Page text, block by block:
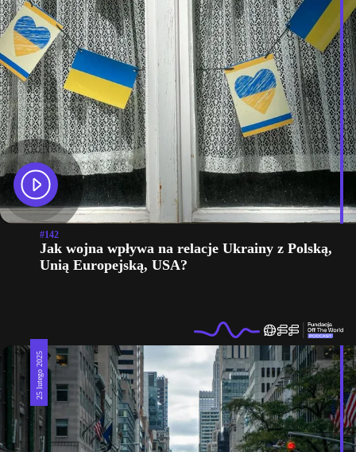
#142
Jak wojna wpływa na relacje Ukrainy z Polską,
Unią Europejską, USA?
25 lutego 2025